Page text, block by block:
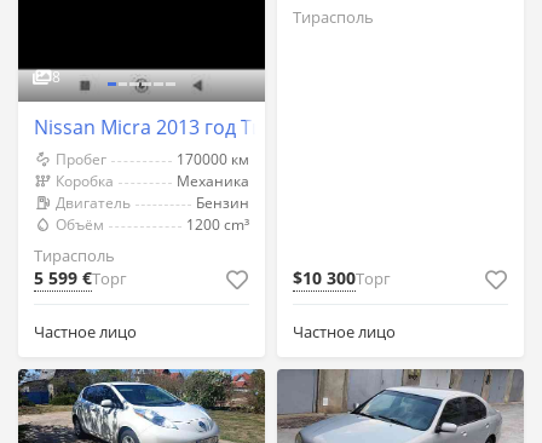
8
Nissan Micra 2013 год Тирасполь
Пробег
170000 км
Коробка
Механика
Двигатель
Бензин
Объём
1200 cm³
Тирасполь
5 599 €Торг
Частное лицо
Тирасполь
$10 300Торг
Частное лицо